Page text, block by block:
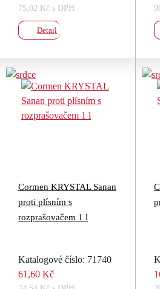
75,02 Kč s DPH
Detail
Cormen KRYSTAL Sanan
proti plísním s
rozprašovačem 1 l
Katalogové číslo: 71740
61,60 Kč